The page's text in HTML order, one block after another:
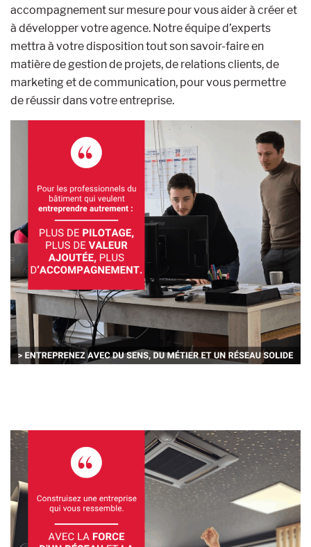
accompagnement sur mesure pour vous aider à créer et
à développer votre agence. Notre équipe d’experts
mettra à votre disposition tout son savoir-faire en
matière de gestion de projets, de relations clients, de
marketing et de communication, pour vous permettre
de réussir dans votre entreprise.